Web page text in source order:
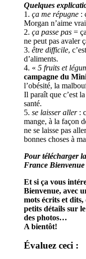
Quelques
1. ça me répugne :
Morgan n’aime
2. ça passe pas =
ne peut pas avaler
3. être difficile,
d’aliments.
4. « 5 fruits et
campagne du
l’obésité, la
Il paraît que c’est
santé.
5. se laisser aller:
mange, à la façon
ne se laisse pas
bonnes choses à
Pour télécharger
France Bienvenue
Et si ça vous
Bienvenue, avec
mots écrits et
petits détails sur
des photos…
A bientôt!
Évaluez ceci :